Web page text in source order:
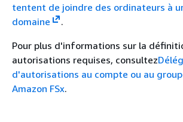
tentent de joindre des ordinateurs à
domaine
.
Pour plus d'informations sur la
autorisations requises, consultez
d'autorisations au compte ou au
Amazon FSx.